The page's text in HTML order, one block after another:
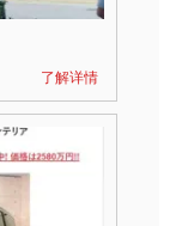
了解详情